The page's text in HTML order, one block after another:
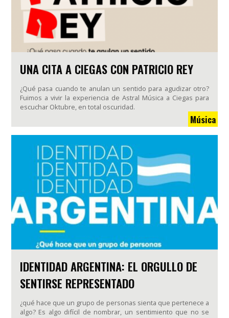
UNA CITA A CIEGAS CON PATRICIO REY
¿Qué pasa cuando te anulan un sentido para agudizar otro?
Fuimos a vivir la experiencia de Astral Música a Ciegas para
escuchar Oktubre, en total oscuridad.
Música
IDENTIDAD ARGENTINA: EL ORGULLO DE
SENTIRSE REPRESENTADO
¿qué hace que un grupo de personas sienta que pertenece a
algo? Es algo difícil de nombrar, un sentimiento que no se